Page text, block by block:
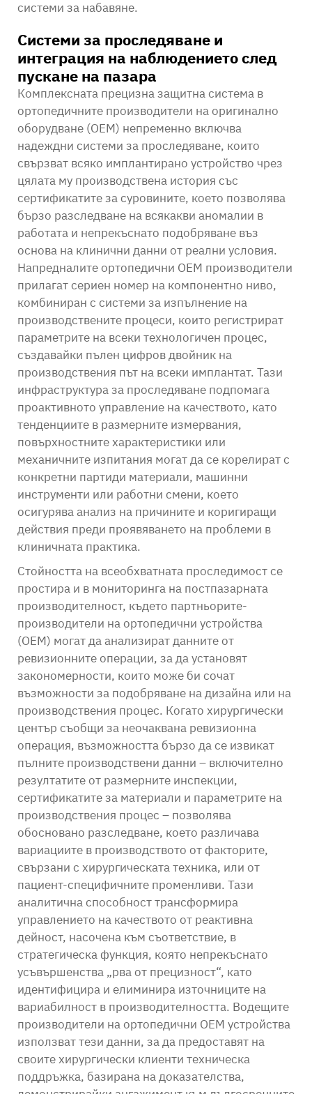
системи за набавяне.
Системи за проследяване и
интеграция на наблюдението след
пускане на пазара
Комплексната прецизна защитна система в
ортопедичните производители на оригинално
оборудване (OEM) непременно включва
надеждни системи за проследяване, които
свързват всяко имплантирано устройство чрез
цялата му производствена история със
сертификатите за суровините, което позволява
бързо разследване на всякакви аномалии в
работата и непрекъснато подобряване въз
основа на клинични данни от реални условия.
Напредналите ортопедични OEM производители
прилагат сериен номер на компонентно ниво,
комбиниран с системи за изпълнение на
производствените процеси, които регистрират
параметрите на всеки технологичен процес,
създавайки пълен цифров двойник на
производствения път на всеки имплантат. Тази
инфраструктура за проследяване подпомага
проактивното управление на качеството, като
тенденциите в размерните измервания,
повърхностните характеристики или
механичните изпитания могат да се корелират с
конкретни партиди материали, машинни
инструменти или работни смени, което
осигурява анализ на причините и коригиращи
действия преди проявяването на проблеми в
клиничната практика.
Стойността на всеобхватната проследимост се
простира и в мониторинга на постпазарната
производителност, където партньорите-
производители на ортопедични устройства
(OEM) могат да анализират данните от
ревизионните операции, за да установят
закономерности, които може би сочат
възможности за подобряване на дизайна или на
производствения процес. Когато хирургически
център съобщи за неочаквана ревизионна
операция, възможността бързо да се извикат
пълните производствени данни – включително
резултатите от размерните инспекции,
сертификатите за материали и параметрите на
производствения процес – позволява
обосновано разследване, което различава
вариациите в производството от факторите,
свързани с хирургическата техника, или от
пациент-специфичните променливи. Тази
аналитична способност трансформира
управлението на качеството от реактивна
дейност, насочена към съответствие, в
стратегическа функция, която непрекъснато
усъвършенства „рва от прецизност“, като
идентифицира и елиминира източниците на
вариабилност в производителността. Водещите
производители на ортопедични OEM устройства
използват тези данни, за да предоставят на
своите хирургически клиенти техническа
поддръжка, базирана на доказателства,